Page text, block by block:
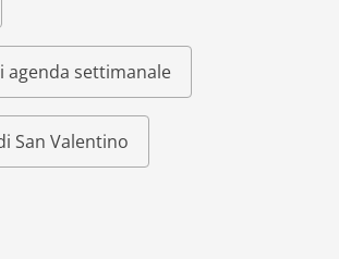
agenda settimanale
San Valentino